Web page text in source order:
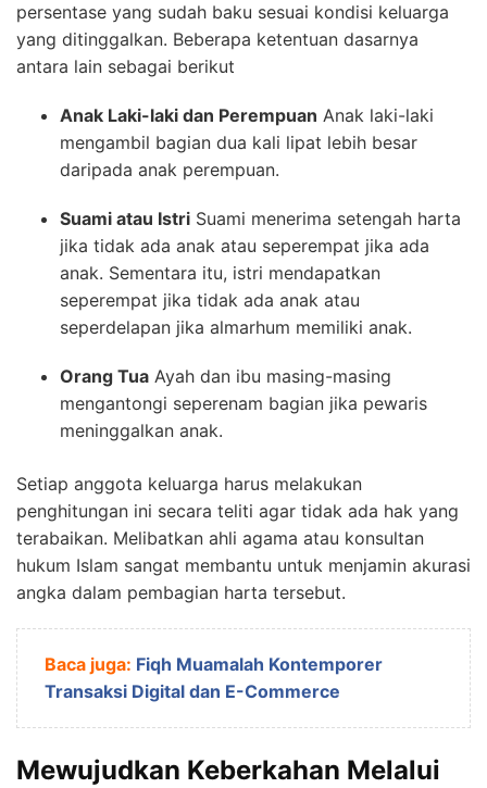
persentase yang sudah baku sesuai kondisi keluarga
yang ditinggalkan. Beberapa ketentuan dasarnya
antara lain sebagai berikut
Anak Laki-laki dan Perempuan Anak laki-laki
mengambil bagian dua kali lipat lebih besar
daripada anak perempuan.
Suami atau Istri Suami menerima setengah harta
jika tidak ada anak atau seperempat jika ada
anak. Sementara itu, istri mendapatkan
seperempat jika tidak ada anak atau
seperdelapan jika almarhum memiliki anak.
Orang Tua Ayah dan ibu masing-masing
mengantongi seperenam bagian jika pewaris
meninggalkan anak.
Setiap anggota keluarga harus melakukan
penghitungan ini secara teliti agar tidak ada hak yang
terabaikan. Melibatkan ahli agama atau konsultan
hukum Islam sangat membantu untuk menjamin akurasi
angka dalam pembagian harta tersebut.
Baca juga: Fiqh Muamalah Kontemporer
Transaksi Digital dan E-Commerce
Mewujudkan Keberkahan Melalui